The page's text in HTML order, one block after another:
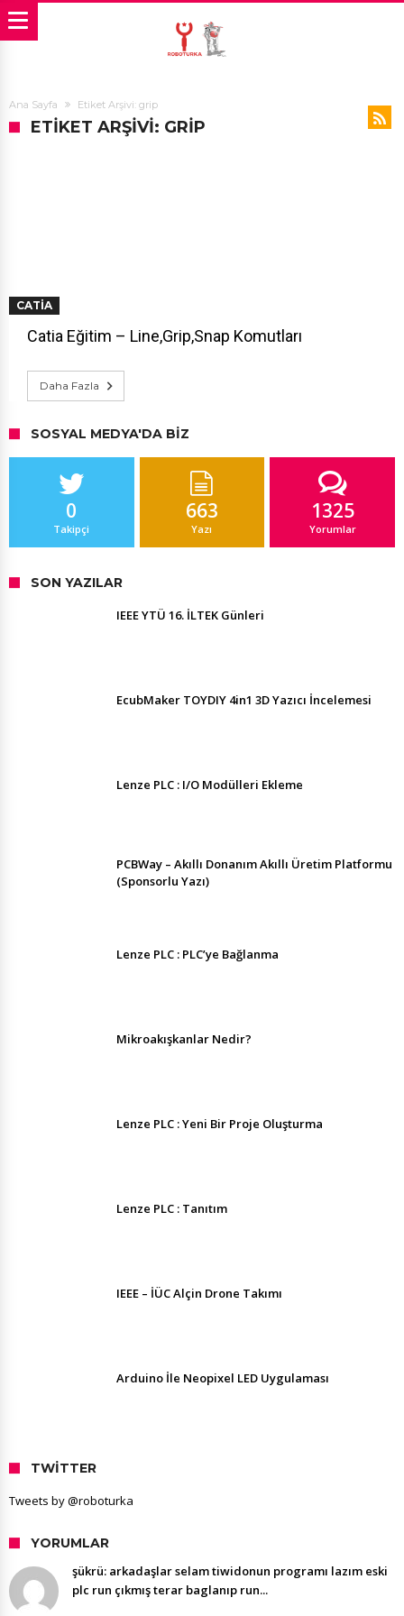
Ana Sayfa Etiket Arşivi: grip
ETIKET ARŞIVI: GRIP
CATIA
Catia Eğitim – Line,Grip,Snap Komutları
Daha Fazla
SOSYAL MEDYA'DA BIZ
0
Takipçi
663
Yazı
1325
Yorumlar
SON YAZILAR
IEEE YTÜ 16. İLTEK Günleri
EcubMaker TOYDIY 4in1 3D Yazıcı İncelemesi
Lenze PLC : I/O Modülleri Ekleme
PCBWay – Akıllı Donanım Akıllı Üretim Platformu
(Sponsorlu Yazı)
Lenze PLC : PLC’ye Bağlanma
Mikroakışkanlar Nedir?
Lenze PLC : Yeni Bir Proje Oluşturma
Lenze PLC : Tanıtım
IEEE – İÜC Alçin Drone Takımı
Arduino İle Neopixel LED Uygulaması
TWITTER
Tweets by @roboturka
YORUMLAR
şükrü: arkadaşlar selam tiwidonun programı lazım eski
plc run çıkmış terar baglanıp run...